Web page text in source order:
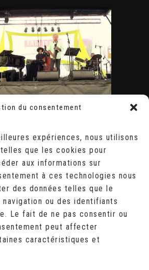
du consentement
expériences, nous utilisons
que les cookies pour
aux informations sur
à ces technologies nous
des données telles que le
ou des identifiants
Le fait de ne pas consentir ou
peut affecter
caractéristiques et
AOÛT 2026
M M J V S
D
1
2
4 5 6 7 8
9
11 12 13 14 15
16
18 19 20 21 22 23
25 26 27 28 29 30